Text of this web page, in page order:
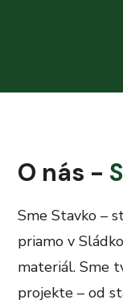
O nás -
Sme Stavko –
priamo v
materiál. Sme
projekte – od